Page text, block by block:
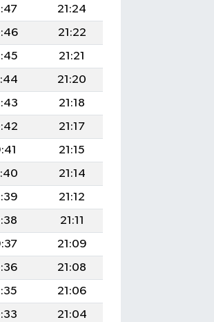
21:24
21:22
21:21
21:20
21:18
21:17
21:15
21:14
21:12
21:11
21:09
21:08
21:06
21:04